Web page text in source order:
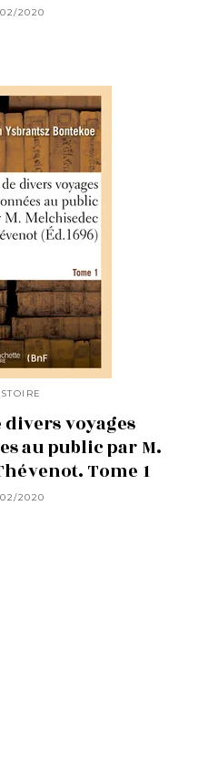
2020
voyages
au public par M.
Tome 1
2020